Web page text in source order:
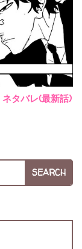
タバレ(最新話)
SEARCH